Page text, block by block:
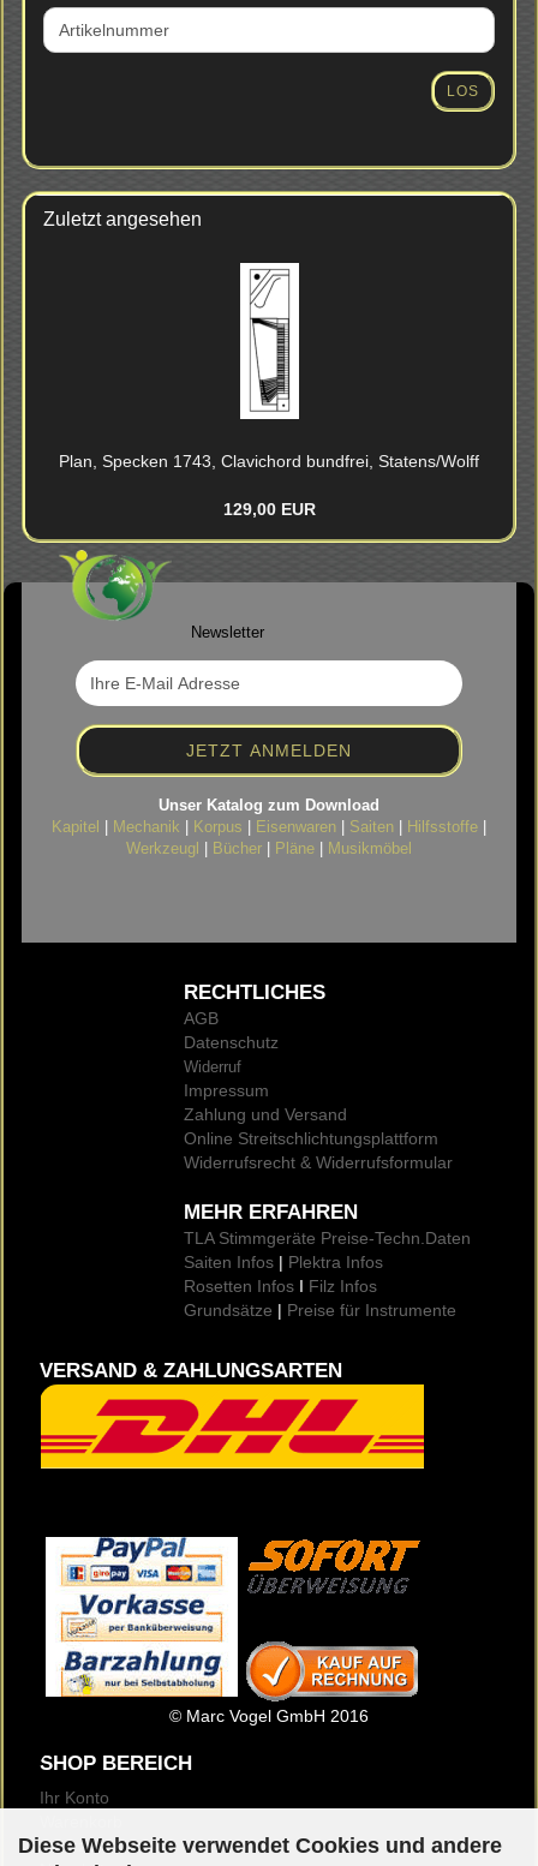
Diese Webseite verwendet Cookies und andere
SIE
DIE
LOS
Zuletzt angesehen
Plan, Spe­cken 1743, Cla­vi­chord bund­frei, Sta­tens/Wolff
129,00 EUR
Newsletter
Unser Katalog zum Download
Kapitel
Mechanik Korpus Eisenwaren Saiten Hilfsstoffe
Werkzeugl
Bücher Pläne Musikmöbel
RECHTLICHES
AGB
Datenschutz
Widerruf
Impressum
Zahlung und Versand
Online Streitschlichtungsplattform
Widerrufsrecht & Widerrufsformular
MEHR ERFAHREN
TLA Stimmgeräte Preise-Techn.Daten
Saiten Infos | Plektra Infos
Rosetten Infos I Filz Infos
Grundsätze | Preise für Instrumente
VERSAND & ZAHLUNGSARTEN
© Marc Vogel GmbH 2016
SHOP BEREICH
Ihr Konto
Merkzettel